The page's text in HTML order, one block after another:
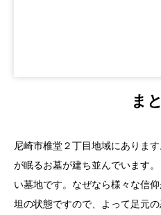
ま
尼崎市椎堂２丁目地域にありま
が眠るお墓が建ち並んでいます
い墓地です。なぜなら様々な信
坦の状態ですので、よって足元